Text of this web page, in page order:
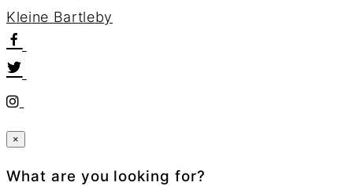
Kleine Bartleby
×
What are you looking for?